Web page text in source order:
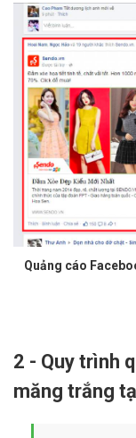
Quảng cáo
2 - Quy trình
măng trắng